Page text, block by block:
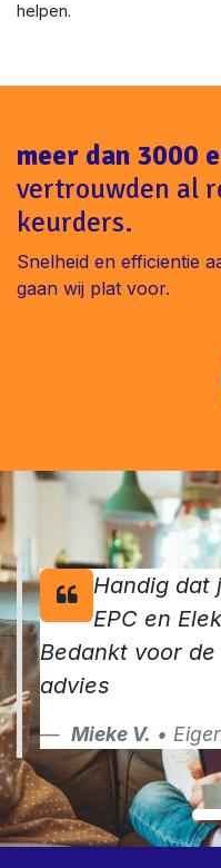
helpen.
meer dan 3000
vertrouwden al
keurders.
Snelheid en efficientie
gaan wij plat voor.
Handig dat
EPC en
Bedankt voor
advies
Mieke V. •